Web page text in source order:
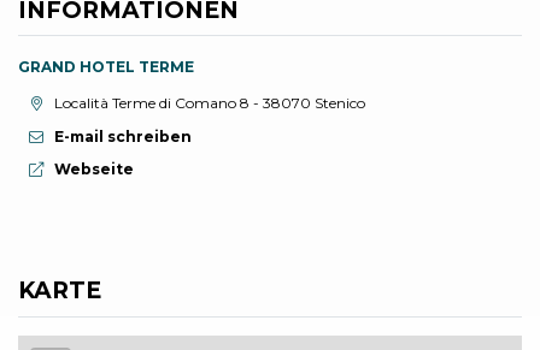
INFORMATIONEN
GRAND HOTEL TERME
aria.location:
Località Terme di Comano 8 - 38070 Stenico
E-mail schreiben
aria.website:
Webseite
KARTE